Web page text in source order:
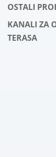
OSTALI
KANALI ZA
TERASA